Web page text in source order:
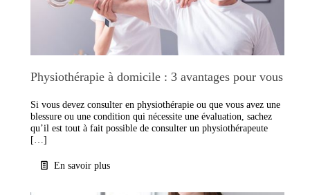
Physiothérapie à domicile : 3 avantages pour vous
Si vous devez consulter en physiothérapie ou que vous avez une
blessure ou une condition qui nécessite une évaluation, sachez
qu’il est tout à fait possible de consulter un physiothérapeute
[…]
En savoir plus